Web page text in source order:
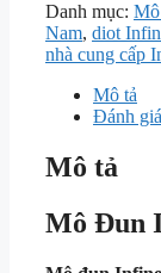
Danh mục:
Nam, diot
nhà cung cấp
Mô tả
Đánh
Mô tả
Mô Đun